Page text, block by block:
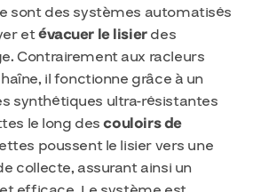
sont des systèmes automatisés
etévacuer le lisierdes
Contrairement aux racleurs
il fonctionne grâce à un
synthétiques ultra-résistantes
le long descouloirs de
poussent le lisier vers une
collecte, assurant ainsi un